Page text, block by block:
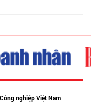
nghiệp Việt Nam